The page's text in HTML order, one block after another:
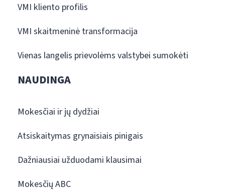
VMI kliento profilis
VMI skaitmeninė transformacija
Vienas langelis prievolėms valstybei sumokėti
NAUDINGA
Mokesčiai ir jų dydžiai
Atsiskaitymas grynaisiais pinigais
Dažniausiai užduodami klausimai
Mokesčių ABC